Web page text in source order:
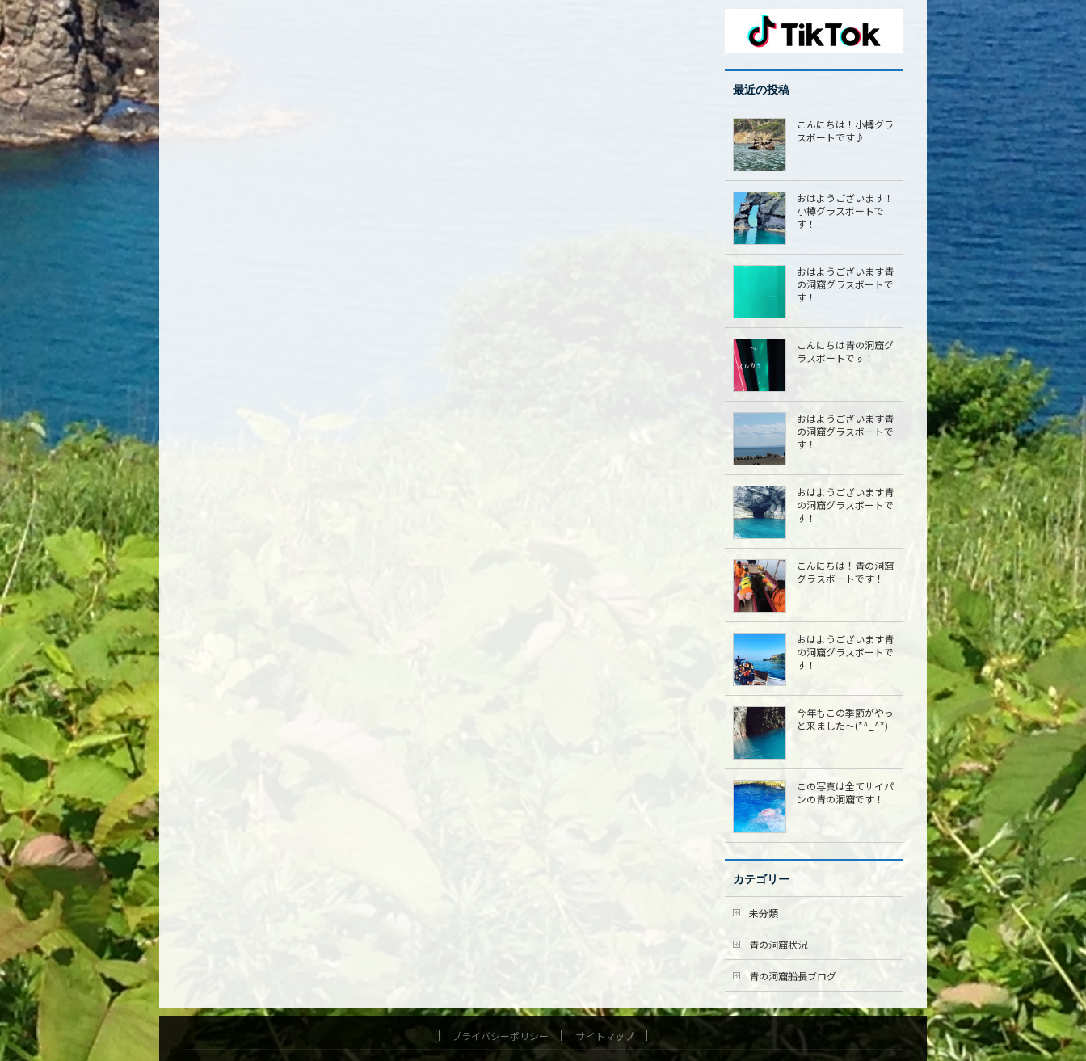
最近の投稿
こんにちは！小樽グラ
スボートです♪
おはようございます！
小樽グラスボートで
す！
おはようございます青
の洞窟グラスボートで
す！
こんにちは青の洞窟グ
ラスボートです！
おはようございます青
の洞窟グラスボートで
す！
おはようございます青
の洞窟グラスボートで
す！
こんにちは︎！青の洞窟
グラスボートです！
おはようございます青
の洞窟グラスボートで
す！
今年もこの季節がやっ
と来ました〜(*^_^*)
この写真は全てサイパ
ンの青の洞窟です！
カテゴリー
未分類
青の洞窟状況
青の洞窟船長ブログ
プライバシーポリシー サイトマップ